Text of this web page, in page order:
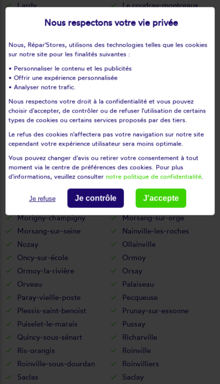
Lardy
Le coudray-montceaux
Le plessis-pâté
Le val-saint-germain
Les ulis
Leudeville
Leuville-sur-orge
Limours
Limours en hurepoix
Linas
Lisses
Longpont-sur-orge
Maisse
Marcoussis
Marolles-en-beauce
Marolles-en-hurepoix
Massy
Mauchamps
Mennecy
Mespuits
Milly-la-forêt
Moigny-sur-école
Mondeville
Montgeron
Montlhéry
Morangis
Morigny-champigny
Morsang-sur-orge
Morsang-sur-seine
Nainville-les-roches
Nozay
Ollainville
Oncy-sur-école
Ormoy
Ormoy-la-rivière
Orsay
Orveau
Palaiseau
Paray-vieille-poste
Pecqueuse
Plessis-saint-benoist
Prunay-sur-essonne
Puiselet-le-marais
Pussay
Quincy-sous-sénart
Richarville
Ris-orangis
Roinville
Roinville-sous-dourdan
Roinvilliers
Saclas
Saclay
Nous respectons votre vie privée
Nous, Répar'Stores, utilisons des technologies telles que les cookies
sur notre site pour les finalités suivantes :
• Personnaliser le contenu et les publicités
• Offrir une expérience personnalisée
• Analyser notre trafic.
Nous respectons votre droit à la confidentialité et vous pouvez
choisir d'accepter, de contrôler ou de refuser l'utilisation de certains
types de cookies ou certains services proposés par des tiers.
Le refus des cookies n'affectera pas votre navigation sur notre site
cependant votre expérience utilisateur sera moins optimale.
Vous pouvez changer d'avis ou retirer votre consentement à tout
moment via le centre de préférences des cookies. Pour plus
d'informations, veuillez consulter notre politique de confidentialité.
Je refuse Je contrôle J'accepte